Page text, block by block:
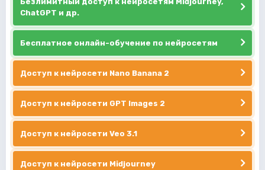
ChatGPT и др.
Бесплатное онлайн-обучение по нейросетям
Доступ к нейросети Nano Banana 2
Доступ к нейросети GPT Images 2
Доступ к нейросети Veo 3.1
Доступ к нейросети Midjourney